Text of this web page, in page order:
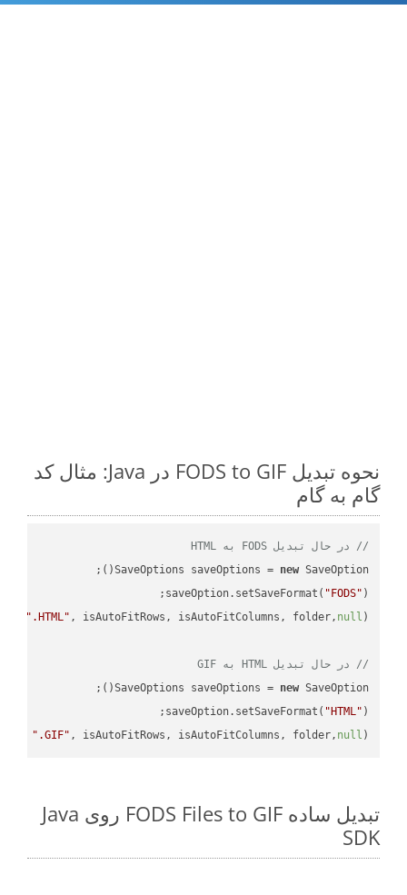
نحوه تبدیل FODS to GIF در Java: مثال کد
گام به گام
// در حال تبدیل FODS به HTML
SaveOptions saveOptions = new
saveOption.setSaveFormat( "FODS"
".HTML" , isAutoFitRows, isAutoFitColumns, folder, null
// در حال تبدیل HTML به GIF
SaveOptions saveOptions = new
saveOption.setSaveFormat( "HTML"
".GIF" , isAutoFitRows, isAutoFitColumns, folder, null );
تبدیل ساده FODS Files to GIF روی Java
SDK